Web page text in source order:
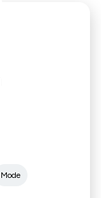
Mode